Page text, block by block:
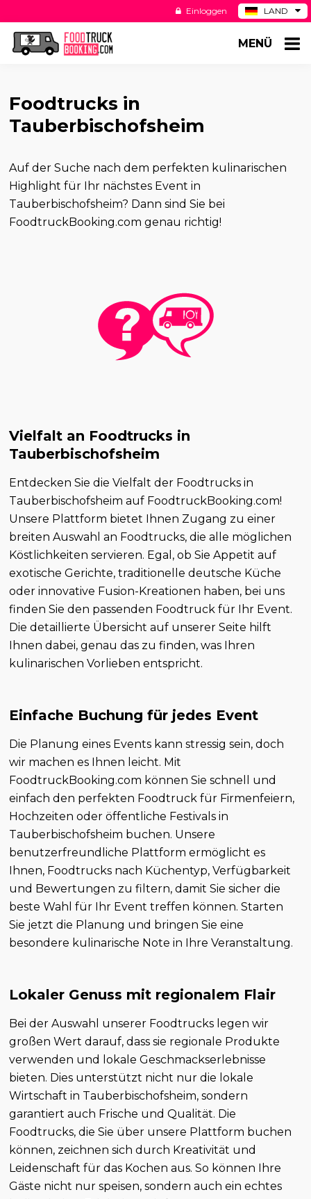
LAND
ES
Einloggen
MENÜ
Foodtrucks in
Tauberbischofsheim
Auf der Suche nach dem perfekten kulinarischen
Highlight für Ihr nächstes Event in
Tauberbischofsheim? Dann sind Sie bei
FoodtruckBooking.com genau richtig!
Vielfalt an Foodtrucks in
Tauberbischofsheim
Entdecken Sie die Vielfalt der Foodtrucks in
Tauberbischofsheim auf FoodtruckBooking.com!
Unsere Plattform bietet Ihnen Zugang zu einer
breiten Auswahl an Foodtrucks, die alle möglichen
Köstlichkeiten servieren. Egal, ob Sie Appetit auf
exotische Gerichte, traditionelle deutsche Küche
oder innovative Fusion-Kreationen haben, bei uns
finden Sie den passenden Foodtruck für Ihr Event.
Die detaillierte Übersicht auf unserer Seite hilft
Ihnen dabei, genau das zu finden, was Ihren
kulinarischen Vorlieben entspricht.
Einfache Buchung für jedes Event
Die Planung eines Events kann stressig sein, doch
wir machen es Ihnen leicht. Mit
FoodtruckBooking.com können Sie schnell und
einfach den perfekten Foodtruck für Firmenfeiern,
Hochzeiten oder öffentliche Festivals in
Tauberbischofsheim buchen. Unsere
benutzerfreundliche Plattform ermöglicht es
Ihnen, Foodtrucks nach Küchentyp, Verfügbarkeit
und Bewertungen zu filtern, damit Sie sicher die
beste Wahl für Ihr Event treffen können. Starten
Sie jetzt die Planung und bringen Sie eine
besondere kulinarische Note in Ihre Veranstaltung.
Lokaler Genuss mit regionalem Flair
Bei der Auswahl unserer Foodtrucks legen wir
großen Wert darauf, dass sie regionale Produkte
verwenden und lokale Geschmackserlebnisse
bieten. Dies unterstützt nicht nur die lokale
Wirtschaft in Tauberbischofsheim, sondern
garantiert auch Frische und Qualität. Die
Foodtrucks, die Sie über unsere Plattform buchen
können, zeichnen sich durch Kreativität und
Leidenschaft für das Kochen aus. So können Ihre
Gäste nicht nur speisen, sondern auch ein echtes